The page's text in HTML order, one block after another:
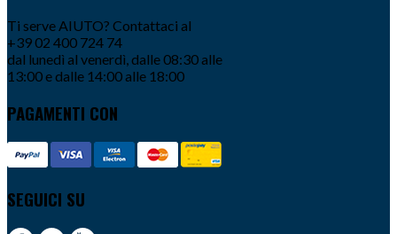
Ti serve AIUTO? Contattaci al
+39 02 400 724 74
dal lunedì al venerdì, dalle 08:30 alle
13:00 e dalle 14:00 alle 18:00
PAGAMENTI CON
SEGUICI SU